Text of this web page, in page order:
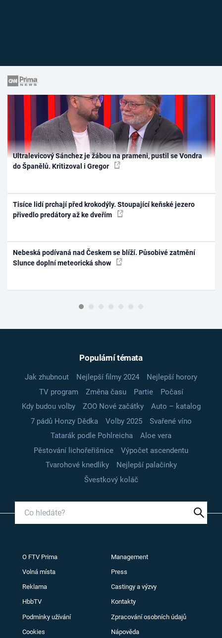
Ultralevicový Sánchez je žábou na prameni, pustil se Vondra
do Španělů. Kritizoval i Gregor
Tisíce lidí prchají před krokodýly. Stoupající keňské jezero
přivedlo predátory až ke dveřím
Nebeská podívaná nad Českem se blíží. Působivé zatmění
Slunce doplní meteorická show
Populární témata
Jak zhubnout Nejlepší filmy 2024
Nejlepší horory
TV program
Změna času Partie
Počasí
Kdy budou volby
ZOO Nové začátky
Auto – katalog
7 pádů Honzy Dědka
Volby 2025
Svařené víno
Tatarák podle Pohlreicha
Aloe vera
Pěstování lichořeřišnice
Výpočet ascendentu
Tvarohové knedlíky
Nejlepší palačinky
Švestkový koláč
O FTV Prima Management
Volná místa Press
Reklama Castingy a výzvy
HbbTV Kontakty
Podmínky užívání Zpracování osobních údajů
Cookies Nápověda